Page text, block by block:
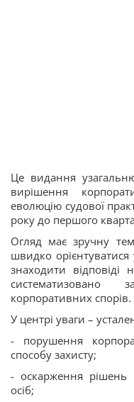
Це видання
вирішення
еволюцію судової
року до першого
Огляд має зручну
швидко
знаходити відповіді
систематизовано
корпоративних спорів.
У центрі уваги –
- порушення
способу захисту;
- оскарження рішень
осіб;